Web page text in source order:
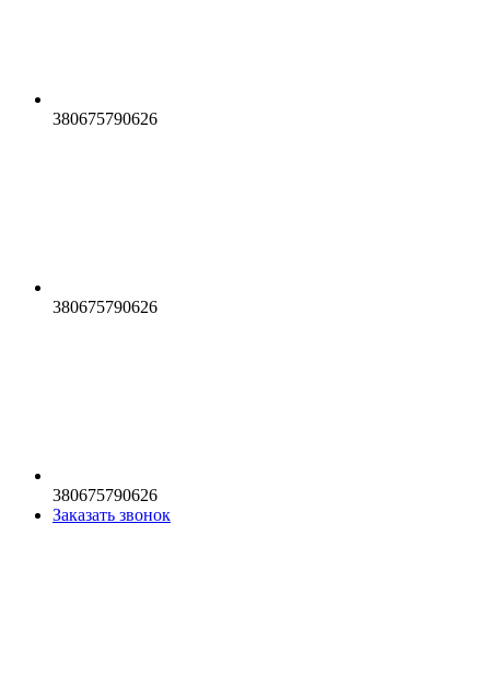
380675790626
380675790626
380675790626
Заказать звонок